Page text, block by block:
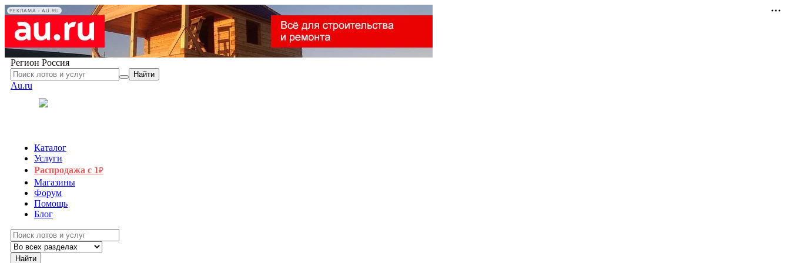
РЕКЛАМА • AU.RU
Регион Россия
Найти
Au.ru
Каталог
Услуги
Распродажа с 1₽
Магазины
Форум
Помощь
Блог
Найти